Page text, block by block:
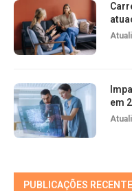
em
PUBLICAÇÕES